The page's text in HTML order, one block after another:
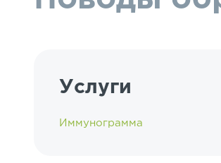
Услуги
Иммунограмма